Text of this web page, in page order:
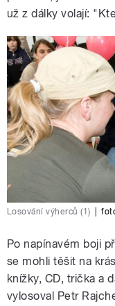
už z dálky volají:
Losování výherců (1)
Po napínavém boji
se mohli těšit na
knížky, CD, trička a
vylosoval Petr